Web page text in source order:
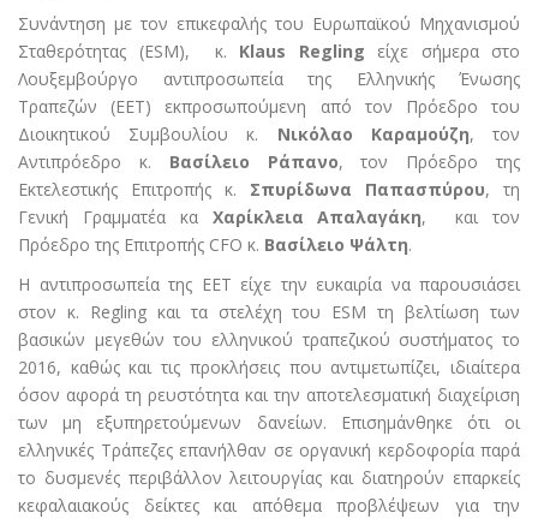
Συνάντηση με τον επικεφαλής του Ευρωπαϊκού Μηχανισμού
Σταθερότητας (ESM), κ. Klaus Regling είχε σήμερα στο
Λουξεμβούργο αντιπροσωπεία της Ελληνικής Ένωσης
Τραπεζών (ΕΕΤ) εκπροσωπούμενη από τον Πρόεδρο του
Διοικητικού Συμβουλίου κ. Νικόλαο Καραμούζη, τον
Αντιπρόεδρο κ. Βασίλειο Ράπανο, τον Πρόεδρο της
Εκτελεστικής Επιτροπής κ. Σπυρίδωνα Παπασπύρου, τη
Γενική Γραμματέα κα Χαρίκλεια Απαλαγάκη, και τον
Πρόεδρο της Επιτροπής CFO κ. Βασίλειο Ψάλτη.
Η αντιπροσωπεία της ΕΕΤ είχε την ευκαιρία να παρουσιάσει
στον κ. Regling και τα στελέχη του ESM τη βελτίωση των
βασικών μεγεθών του ελληνικού τραπεζικού συστήματος το
2016, καθώς και τις προκλήσεις που αντιμετωπίζει, ιδιαίτερα
όσον αφορά τη ρευστότητα και την αποτελεσματική διαχείριση
των μη εξυπηρετούμενων δανείων. Επισημάνθηκε ότι οι
ελληνικές Τράπεζες επανήλθαν σε οργανική κερδοφορία παρά
το δυσμενές περιβάλλον λειτουργίας και διατηρούν επαρκείς
κεφαλαιακούς δείκτες και απόθεμα προβλέψεων για την